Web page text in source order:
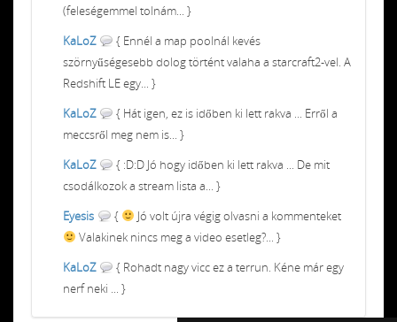
(feleségemmel tolnám... }
KaLoZ
{ Ennél a map poolnál kevés
szörnyűségesebb dolog történt valaha a starcraft2-vel. A
Redshift LE egy... }
KaLoZ
{ Hát igen, ez is időben ki lett rakva ... Erről a
meccsről meg nem is... }
KaLoZ
{ :D:D Jó hogy időben ki lett rakva ... De mit
csodálkozok a stream lista a... }
Eyesis
{
Jó volt újra végig olvasni a kommenteket
Valakinek nincs meg a video esetleg?... }
KaLoZ
{ Rohadt nagy vicc ez a terrun. Kéne már egy
nerf neki ... }